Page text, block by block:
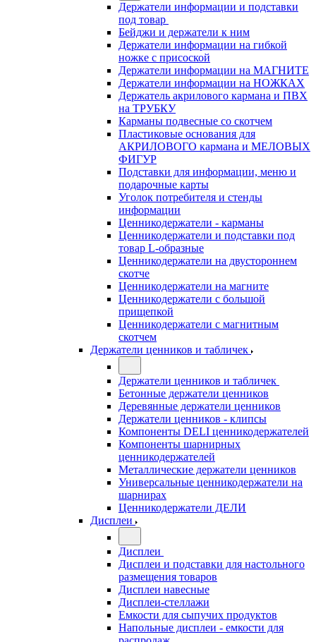
Держатели информации и подставки
под товар
Бейджи и держатели к ним
Держатели информации на гибкой
ножке с присоской
Держатели информации на МАГНИТЕ
Держатели информации на НОЖКАХ
Держатель акрилового кармана и ПВХ
на ТРУБКУ
Карманы подвесные со скотчем
Пластиковые основания для
АКРИЛОВОГО кармана и МЕЛОВЫХ
ФИГУР
Подставки для информации, меню и
подарочные карты
Уголок потребителя и стенды
информации
Ценникодержатели - карманы
Ценникодержатели и подставки под
товар L-образные
Ценникодержатели на двустороннем
скотче
Ценникодержатели на магните
Ценникодержатели с большой
прищепкой
Ценникодержатели с магнитным
скотчем
Держатели ценников и табличек
Держатели ценников и табличек
Бетонные держатели ценников
Деревянные держатели ценников
Держатели ценников - клипсы
Компоненты DELI ценникодержателей
Компоненты шарнирных
ценникодержателей
Металлические держатели ценников
Универсальные ценникодержатели на
шарнирах
Ценникодержатели ДЕЛИ
Дисплеи
Дисплеи
Дисплеи и подставки для настольного
размещения товаров
Дисплеи навесные
Дисплеи-стеллажи
Емкости для сыпучих продуктов
Напольные дисплеи - емкости для